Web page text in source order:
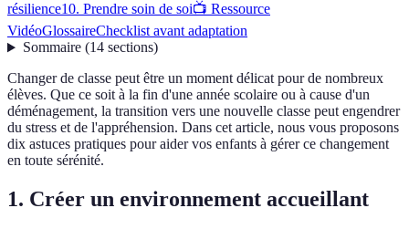
résilience10. Prendre soin de soi📺 Ressource
VidéoGlossaireChecklist avant adaptation
Sommaire(14 sections)
Changer de classe peut être un moment délicat pour de nombreux
élèves. Que ce soit à la fin d'une année scolaire ou à cause d'un
déménagement, la transition vers une nouvelle classe peut engendrer
du stress et de l'appréhension. Dans cet article, nous vous proposons
dix astuces pratiques pour aider vos enfants à gérer ce changement
en toute sérénité.
1. Créer un environnement accueillant